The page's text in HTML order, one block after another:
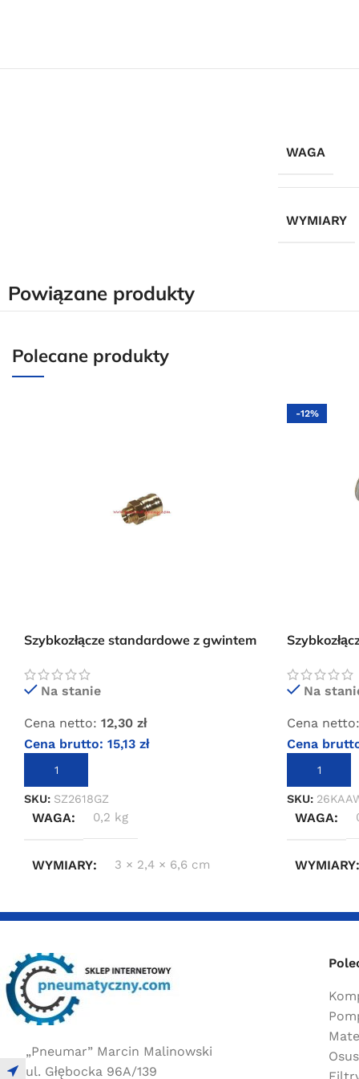
WAGA
WYMIARY
Powiązane produkty
Polecane produkty
Szybkozłącze standardowe z gwintem
Na stanie
Cena netto: 12,30 zł
Cena brutto: 15,13 zł
DODAJ DO KOSZYKA
SKU: SZ2618GZ
WAGA 0,2 kg
WYMIARY 3 × 2,4 × 6,6 cm
-12%
Na
Cena netto:
Cena
DODAJ DO
SKU:
WAGA
WYMIARY
„Pneumar” Marcin Malinowski
ul. Głębocka 96A/139